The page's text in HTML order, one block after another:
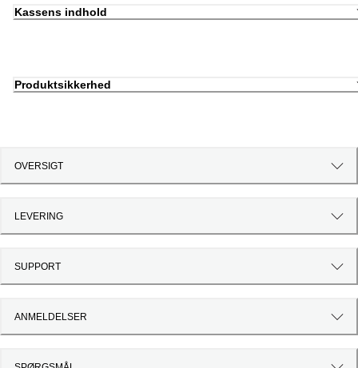
Kassens indhold
Produktsikkerhed
OVERSIGT
LEVERING
SUPPORT
ANMELDELSER